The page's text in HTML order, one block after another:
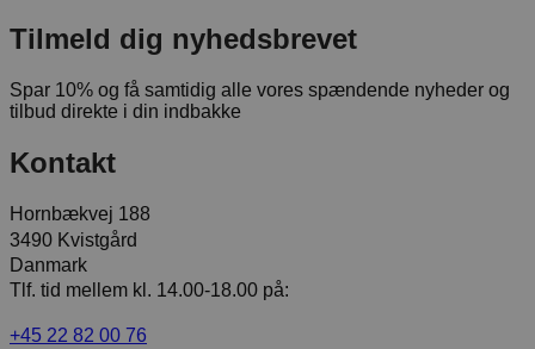
Tilmeld dig nyhedsbrevet
Spar 10% og få samtidig alle vores spændende nyheder og
tilbud direkte i din indbakke
Kontakt
Hornbækvej 188
3490 Kvistgård
Danmark
Tlf. tid mellem kl. 14.00-18.00 på:
+45 22 82 00 76